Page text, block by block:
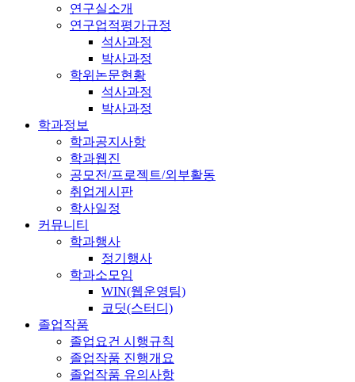
연구실소개
연구업적평가규정
석사과정
박사과정
학위논문현황
석사과정
박사과정
학과정보
학과공지사항
학과웹진
공모전/프로젝트/외부활동
취업게시판
학사일정
커뮤니티
학과행사
정기행사
학과소모임
WIN(웹운영팀)
코딧(스터디)
졸업작품
졸업요건 시행규칙
졸업작품 진행개요
졸업작품 유의사항